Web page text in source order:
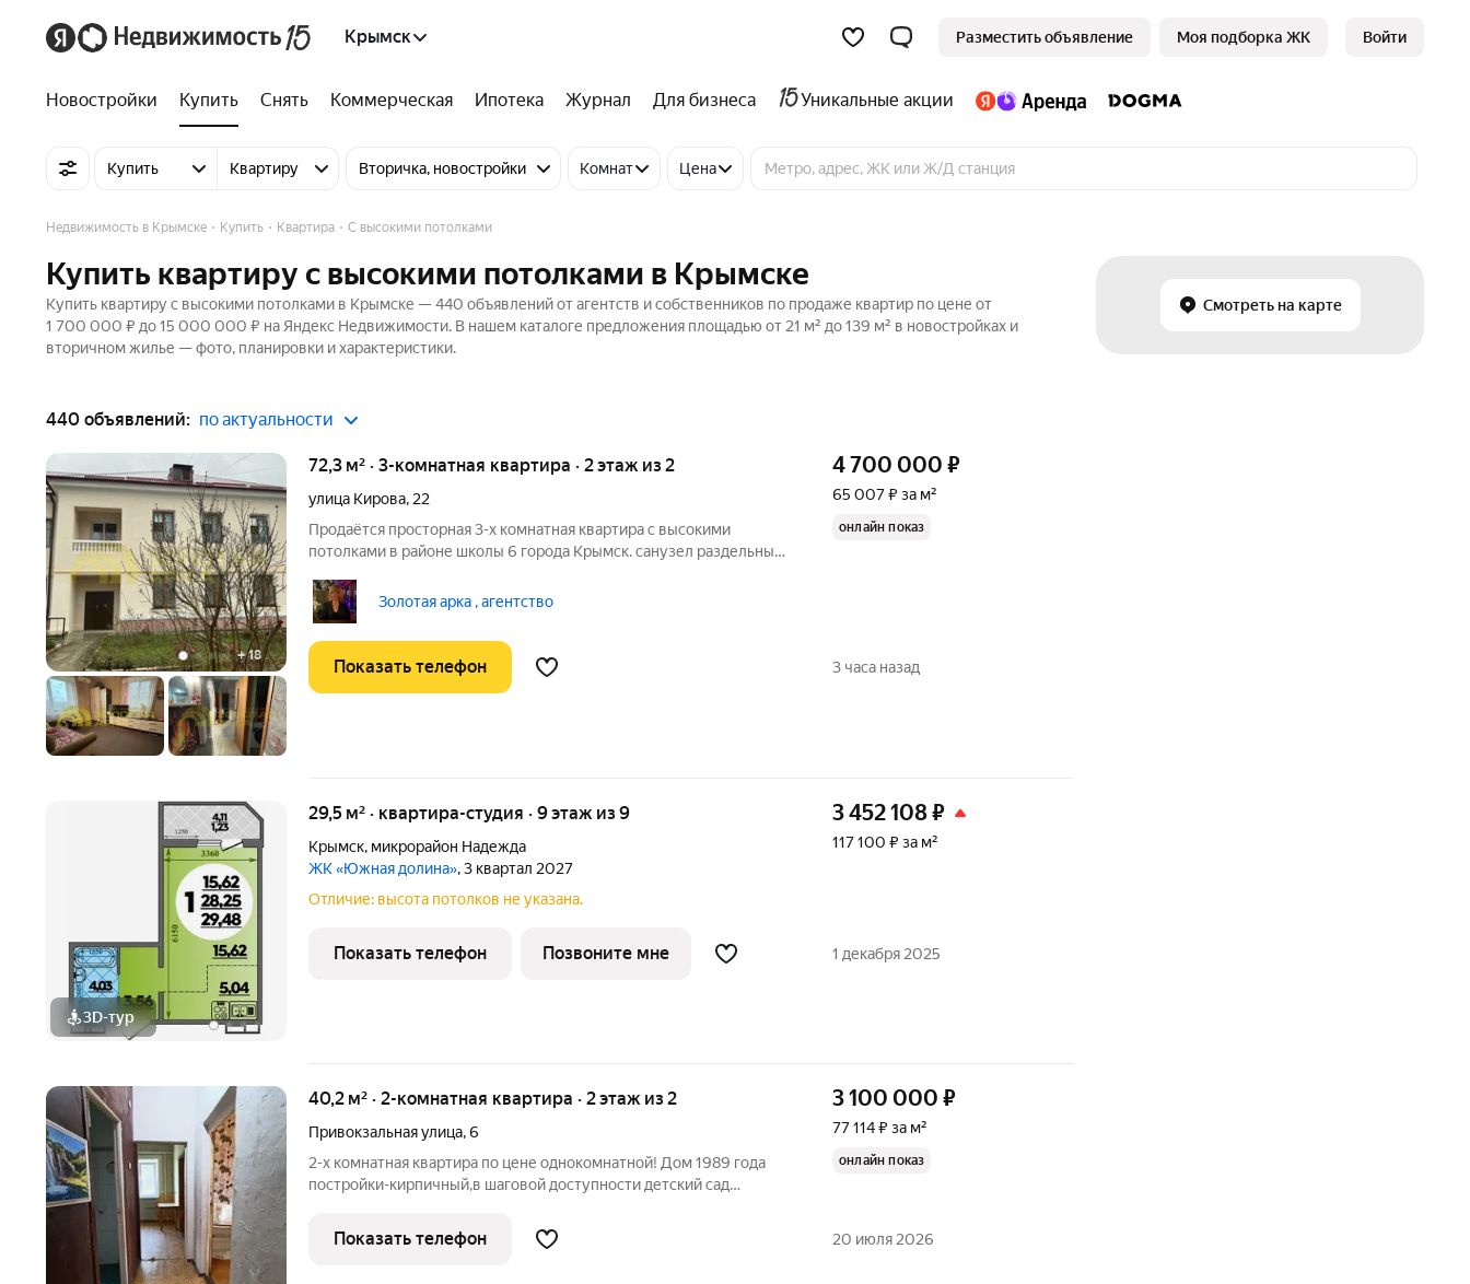
Крымск Разместить объявление Моя подборка ЖК Войти
Новостройки Купить Снять Коммерческая Ипотека Журнал Для бизнеса Уникальные акции
Купить Квартиру Вторичка, новостройки Комнат Цена
Смотреть на карте
Недвижимость в Крымске Купить Квартира С высокими потолками
Купить квартиру с высокими потолками в Крымске
Купить квартиру с высокими потолками в Крымске — 440 объявлений от агентств и собственников по продаже квартир по цене от
1 700 000 ₽ до 15 000 000 ₽ на Яндекс Недвижимости. В нашем каталоге предложения площадью от 21 м² до 139 м² в новостройках и
вторичном жилье — фото, планировки и характеристики.
440 объявлений: по актуальности
+18
72,3 м² · 3-комнатная квартира · 2 этаж из 2
улица Кирова, 22
Продаётся просторная 3-х комнатная квартира с высокими
потолками в районе школы 6 города Крымск. санузел раздельный.
колонка на воду. Кабельное ТВ и интернет. частично мебель
остается, есть
Золотая арка , агентство
4 700 000 ₽
65 007 ₽ за м²
онлайн показ
Показать телефон 3 часа назад
3D-тур
29,5 м² · квартира-студия · 9 этаж из 9
Крымск, микрорайон Надежда
ЖК «Южная долина», 3 квартал 2027
3 452 108₽
117 100 ₽ за м²
Отличие: высота потолков не указана.
Показать телефон Позвоните мне 1 декабря 2025
40,2 м² · 2-комнатная квартира · 2 этаж из 2
Привокзальная улица,6
2-х комнатная квартира по цене однокомнатной! Дом 1989 года
постройки-кирпичный,в шаговой доступности детский сад
центра города 7 минут езды! Две изолированные комнаты,из них
просторная
3 100 000 ₽
77 114 ₽ за м²
онлайн показ
Показать телефон 20 июля 2026